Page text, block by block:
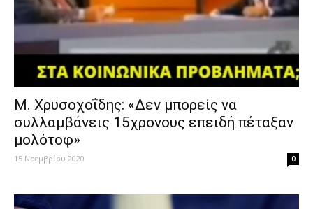
Μ. Χρυσοχοΐδης: «Δεν μπορείς να
συλλαμβάνεις 15χρονους επειδή πέταξαν
μολότοφ»
15 Νοεμβρίου 2020 0